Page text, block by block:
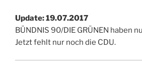
Update: 19.07.2017
BÜNDNIS 90/DIE GRÜNEN haben
Jetzt fehlt nur noch die CDU.